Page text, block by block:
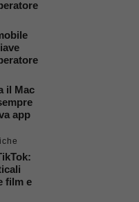
il Mac
app
film e